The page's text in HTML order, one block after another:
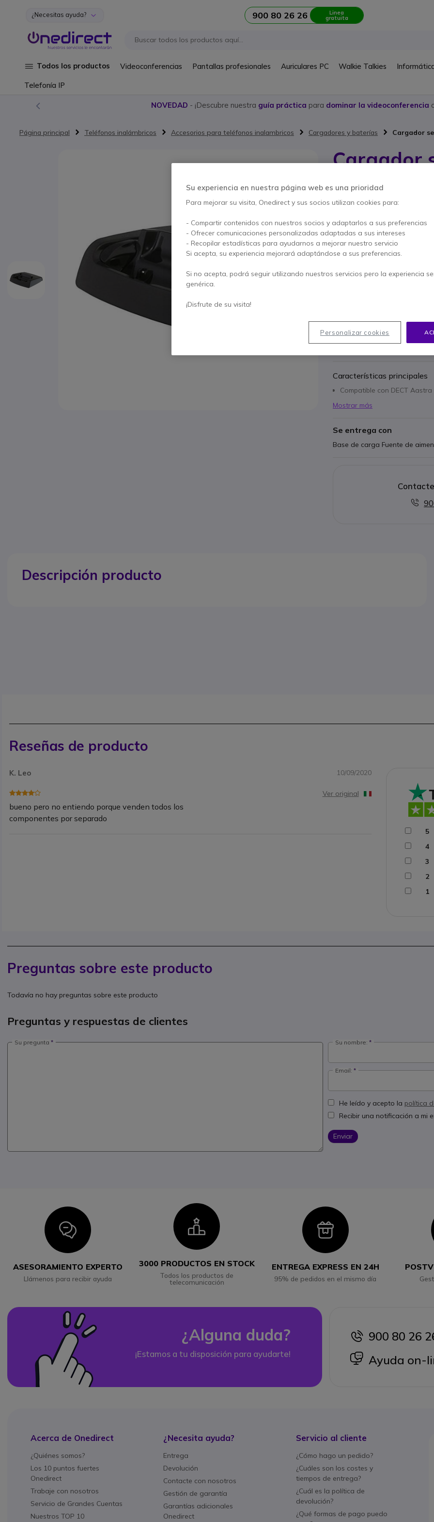
Ir al contenido
¿Necesitas ayuda? 900 80 26 26 Linea
gratuita
Todos los productos Videoconferencias Pantallas profesionales Auriculares PC Walkie Talkies
Telefonía IP
NOVEDAD - ¡Descubre nuestra guía práctica para dominar la videoconferencia
Página principal Teléfonos inalámbricos Accesorios para teléfonos inalambricos Cargadores y baterías Cargador
Cargador
6XX
Cargador sencillo para
4 de 1 Reseñas
AHORRA 3,00 €
34,05 €
30,95 €
72 productos en stock
Características principales
Compatible con DECT Aastra
Mostrar más
Se entrega con
Base de carga Fuente de
Descripción producto
Reseñas de producto
K. Leo 10/09/2020
bueno pero no entiendo porque venden todos los
componentes por separado
Ver original
5
4
3
2
1
Preguntas sobre este producto
Todavía no hay preguntas sobre este producto
Preguntas y respuestas de clientes
Su pregunta Su nombre:
Email:
He leído y acepto la política
Recibir una notificación a mi
Enviar
Icon
ASESORAMIENTO EXPERTO
Llámenos para recibir ayuda
Icon
3000 PRODUCTOS EN STOCK
Todos los productos de
telecomunicación
Icon
ENTREGA EXPRESS EN 24H
95% de pedidos en el mismo día
¿Alguna duda?
¡Estamos a tu disposición para ayudarte!
icon
900 80 26
icon
Ayuda on-
Acerca de Onedirect
¿Quiénes somos?
Los 10 puntos fuertes
Onedirect
Trabaje con nosotros
Servicio de Grandes Cuentas
Nuestros TOP 10
¿Necesita ayuda?
Entrega
Devolución
Contacte con nosotros
Gestión de garantía
Garantías adicionales
Onedirect
Servicio al cliente
¿Cómo hago un pedido?
¿Cuáles son los costes y
tiempos de entrega?
¿Cuál es la política de
devolución?
¿Qué formas de pago puedo
Su experiencia en nuestra página web es una prioridad
Para mejorar su visita, Onedirect y sus socios utilizan cookies para:
- Compartir contenidos con nuestros socios y adaptarlos a sus preferencias
- Ofrecer comunicaciones personalizadas adaptadas a sus intereses
- Recopilar estadísticas para ayudarnos a mejorar nuestro servicio
Si acepta, su experiencia mejorará adaptándose a sus preferencias.
Si no acepta, podrá seguir utilizando nuestros servicios pero la experiencia
genérica.
¡Disfrute de su visita!
Personalizar cookies